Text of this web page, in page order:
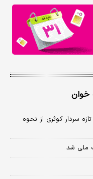
خوان
سردار کوثری از نحوه
ملی شد